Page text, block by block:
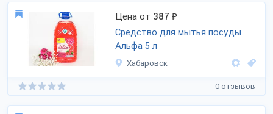
Цена от 387 ₽
Средство для мытья посуды
Альфа 5 л
Хабаровск
0 отзывов